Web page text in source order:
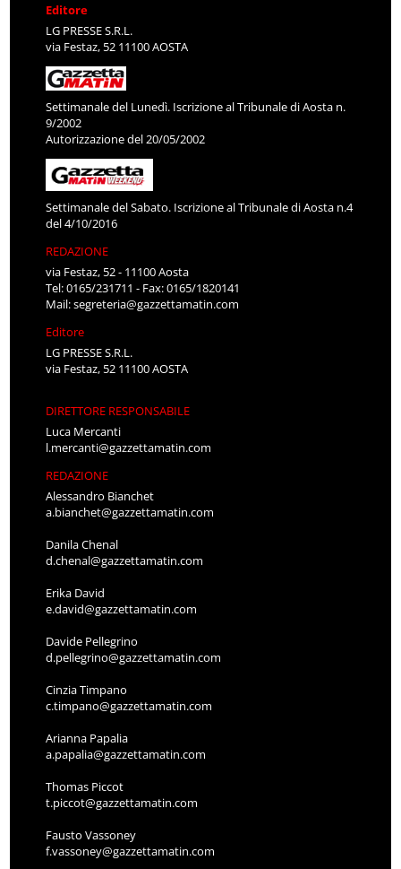
Editore
LG PRESSE S.R.L.
via Festaz, 52 11100 AOSTA
Settimanale del Lunedì. Iscrizione al Tribunale di Aosta n.
9/2002
Autorizzazione del 20/05/2002
Settimanale del Sabato. Iscrizione al Tribunale di Aosta n.4
del 4/10/2016
REDAZIONE
via Festaz, 52 - 11100 Aosta
Tel: 0165/231711 - Fax: 0165/1820141
Mail:segreteria@gazzettamatin.com
Editore
LG PRESSE S.R.L.
via Festaz, 52 11100 AOSTA
DIRETTORE RESPONSABILE
Luca Mercanti
l.mercanti@gazzettamatin.com
REDAZIONE
Alessandro Bianchet
a.bianchet@gazzettamatin.com
Danila Chenal
d.chenal@gazzettamatin.com
Erika David
e.david@gazzettamatin.com
Davide Pellegrino
d.pellegrino@gazzettamatin.com
Cinzia Timpano
c.timpano@gazzettamatin.com
Arianna Papalia
a.papalia@gazzettamatin.com
Thomas Piccot
t.piccot@gazzettamatin.com
Fausto Vassoney
f.vassoney@gazzettamatin.com